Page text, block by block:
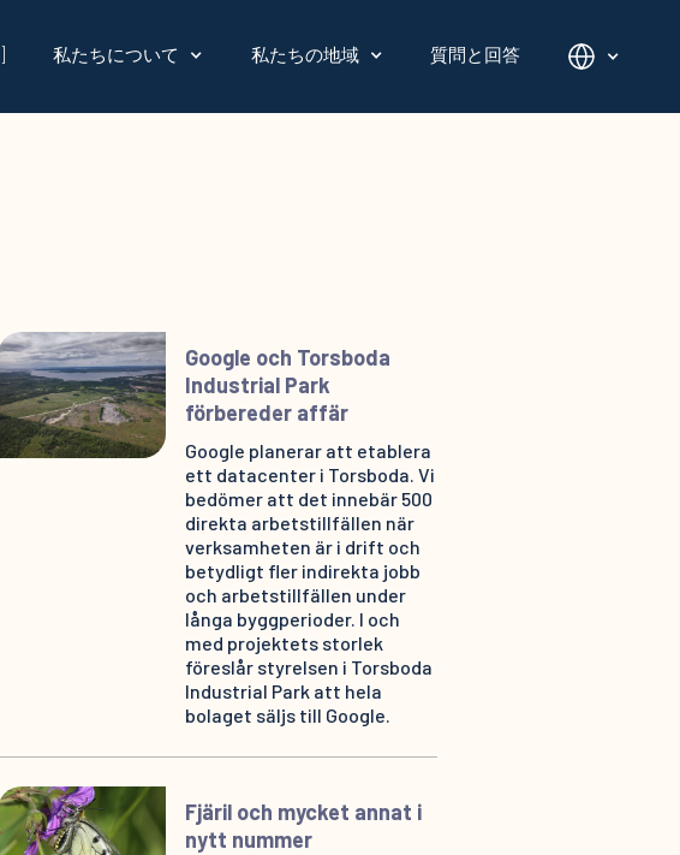
私たちについて 私たちの地域 質問と回答
Google och Torsboda
Industrial Park
förbereder affär
Google planerar att etablera
ett datacenter i Torsboda. Vi
bedömer att det innebär 500
direkta arbetstillfällen när
verksamheten är i drift och
betydligt fler indirekta jobb
och arbetstillfällen under
långa byggperioder. I och
med projektets storlek
föreslår styrelsen i Torsboda
Industrial Park att hela
bolaget säljs till Google.
Fjäril och mycket annat i
nytt nummer